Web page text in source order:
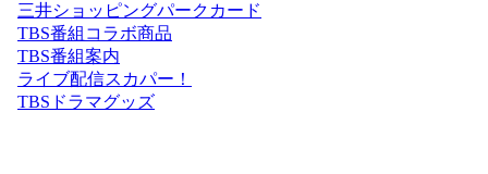
三井ショッピングパークカード
TBS番組コラボ商品
TBS番組案内
ライブ配信スカパー！
TBSドラマグッズ